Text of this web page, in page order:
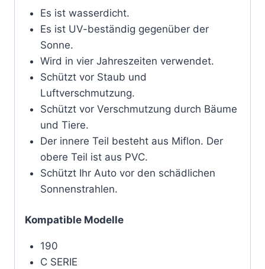
Es ist wasserdicht.
Es ist UV-beständig gegenüber der
Sonne.
Wird in vier Jahreszeiten verwendet.
Schützt vor Staub und
Luftverschmutzung.
Schützt vor Verschmutzung durch Bäume
und Tiere.
Der innere Teil besteht aus Miflon. Der
obere Teil ist aus PVC.
Schützt Ihr Auto vor den schädlichen
Sonnenstrahlen.
Kompatible Modelle
190
C SERIE